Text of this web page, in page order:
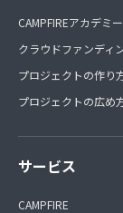
CAMPFIREアカデミ
クラウドファンディ
プロジェクトの作り
プロジェクトの広め
サービス
CAMPFIRE